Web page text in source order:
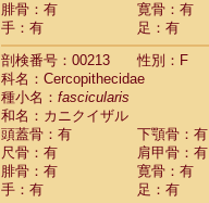
腓骨：有
寛骨：有
手：有
足：有
剖検番号：00213
性別：F
科名：Cercopithecidae
種小名： fascicularis
和名：カニクイザル
頭蓋骨：有
下顎骨：有
尺骨：有
肩甲骨：有
腓骨：有
寛骨：有
手：有
足：有